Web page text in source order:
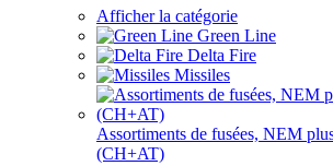
Afficher la catégorie
Green Line
Delta Fire
Missiles
Assortiments de fusées, NEM
(CH+AT)